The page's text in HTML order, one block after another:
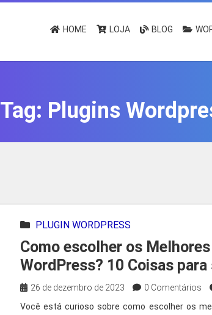
HOME LOJA BLOG
Tag: Plugins
PLUGIN WORDPRESS
Como escolher os
WordPress? 10 Coisas
26 de dezembro de 2023 0 Comentários
Você está curioso sobre como escolher os